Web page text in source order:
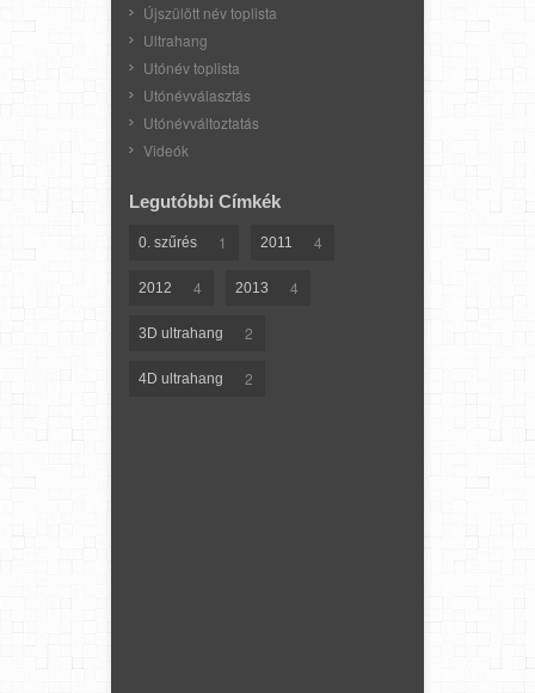
Újszülött név toplista
Ultrahang
Utónév toplista
Utónévválasztás
Utónévváltoztatás
Videók
Legutóbbi Címkék
0. szűrés 1 2011 4
2012 4 2013 4
3D ultrahang 2
4D ultrahang 2